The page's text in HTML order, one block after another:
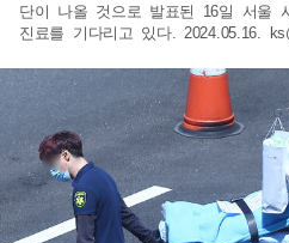
단이 나올 것으로 발표된 16일 서울
진료를 기다리고 있다. 2024.05.16.